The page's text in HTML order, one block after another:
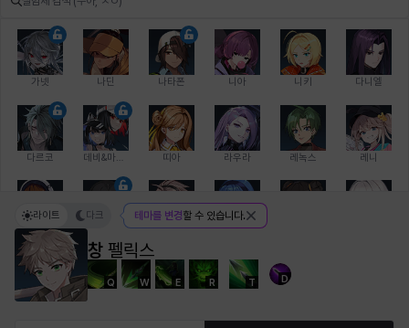
가넷 나딘 나타폰 니아 니키 다니엘
다르코 띠아 라우라 레녹스 레니
레온 루크 르노어
창 펠릭스
Q W E R T D
라이트 다크 테마를 변경할 수 있습니다.